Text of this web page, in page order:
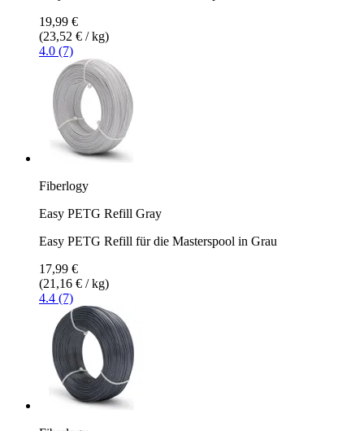
19,99 €
(23,52 € / kg)
4.0 (7)
Fiberlogy
Easy PETG Refill Gray
Easy PETG Refill für die Masterspool in Grau
17,99 €
(21,16 € / kg)
4.4 (7)